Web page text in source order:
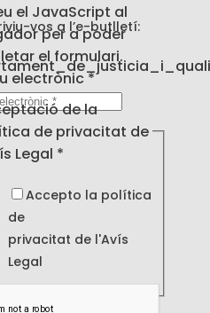
vos a l’e-butlletí:
el JavaScript al
per a poder
el formulari.
electrònic*
de la
de privacitat de
Legal *
Accepto la política
de
privacitat de l'Avís
Legal